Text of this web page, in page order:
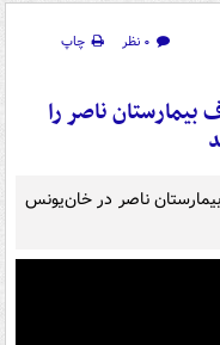
۰ نظر
چاپ
بیمارستان ناصر را
ناصر در خان‌یونس